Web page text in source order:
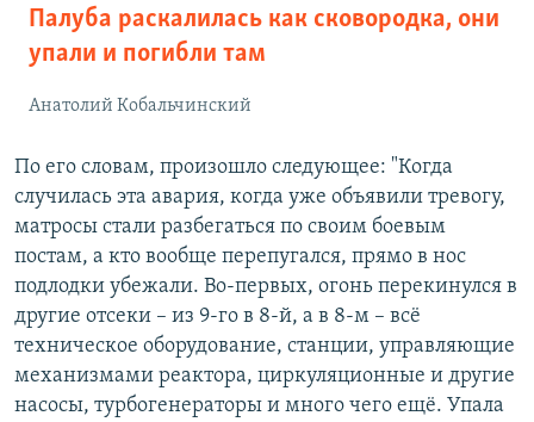
Палуба раскалилась как сковородка, они
упали и погибли там
Анатолий Кобальчинский
По его словам, произошло следующее: "Когда
случилась эта авария, когда уже объявили тревогу,
матросы стали разбегаться по своим боевым
постам, а кто вообще перепугался, прямо в нос
подлодки убежали. Во-первых, огонь перекинулся в
другие отсеки – из 9-го в 8-й, а в 8-м – всё
техническое оборудование, станции, управляющие
механизмами реактора, циркуляционные и другие
насосы, турбогенераторы и много чего ещё. Упала